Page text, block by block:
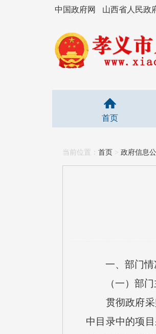
中国政府网 山西省人民政
首页
当前位置： 首页 > 政府信息
一、部门情
（一）部门
贯彻政府采购
中目录中的项